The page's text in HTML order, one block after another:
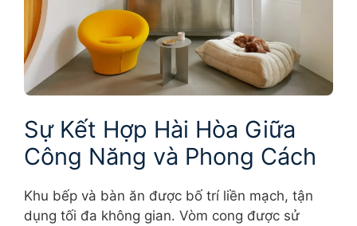
Sự Kết Hợp Hài Hòa Giữa
Công Năng và Phong Cách
Khu bếp và bàn ăn được bố trí liền mạch, tận
dụng tối đa không gian. Vòm cong được sử